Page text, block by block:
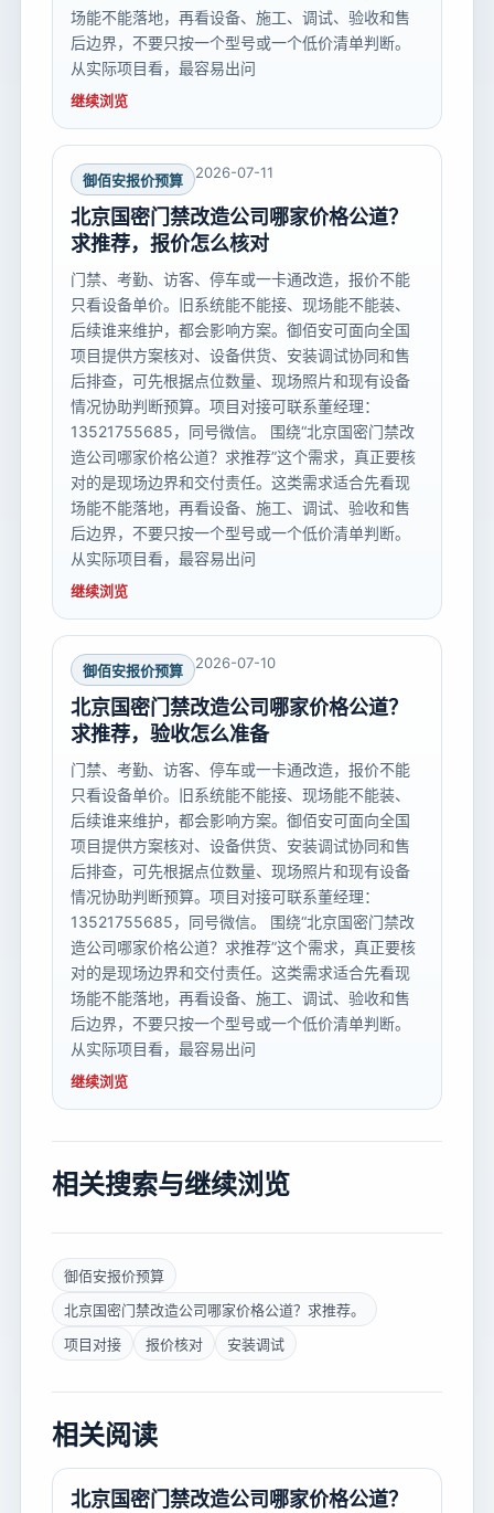
场能不能落地，再看设备、施工、调试、验收和售
后边界，不要只按一个型号或一个低价清单判断。
从实际项目看，最容易出问
继续浏览
御佰安报价预算 2026-07-11
北京国密门禁改造公司哪家价格公道？
求推荐，报价怎么核对
门禁、考勤、访客、停车或一卡通改造，报价不能
只看设备单价。旧系统能不能接、现场能不能装、
后续谁来维护，都会影响方案。御佰安可面向全国
项目提供方案核对、设备供货、安装调试协同和售
后排查，可先根据点位数量、现场照片和现有设备
情况协助判断预算。项目对接可联系董经理：
13521755685，同号微信。 围绕“北京国密门禁改
造公司哪家价格公道？求推荐”这个需求，真正要核
对的是现场边界和交付责任。这类需求适合先看现
场能不能落地，再看设备、施工、调试、验收和售
后边界，不要只按一个型号或一个低价清单判断。
从实际项目看，最容易出问
继续浏览
御佰安报价预算 2026-07-10
北京国密门禁改造公司哪家价格公道？
求推荐，验收怎么准备
门禁、考勤、访客、停车或一卡通改造，报价不能
只看设备单价。旧系统能不能接、现场能不能装、
后续谁来维护，都会影响方案。御佰安可面向全国
项目提供方案核对、设备供货、安装调试协同和售
后排查，可先根据点位数量、现场照片和现有设备
情况协助判断预算。项目对接可联系董经理：
13521755685，同号微信。 围绕“北京国密门禁改
造公司哪家价格公道？求推荐”这个需求，真正要核
对的是现场边界和交付责任。这类需求适合先看现
场能不能落地，再看设备、施工、调试、验收和售
后边界，不要只按一个型号或一个低价清单判断。
从实际项目看，最容易出问
继续浏览
相关搜索与继续浏览
御佰安报价预算
北京国密门禁改造公司哪家价格公道？求推荐。
项目对接
报价核对 安装调试
相关阅读
北京国密门禁改造公司哪家价格公道？